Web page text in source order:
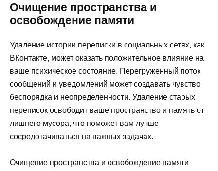
Очищение пространства и
освобождение памяти
Удаление истории переписки в социальных сетях, как
ВКонтакте, может оказать положительное влияние на
ваше психическое состояние. Перегруженный поток
сообщений и уведомлений может создавать чувство
беспорядка и неопределенности. Удаление старых
переписок освободит ваше пространство и память от
лишнего мусора, что поможет вам лучше
сосредотачиваться на важных задачах.
Очищение пространства и освобождение памяти